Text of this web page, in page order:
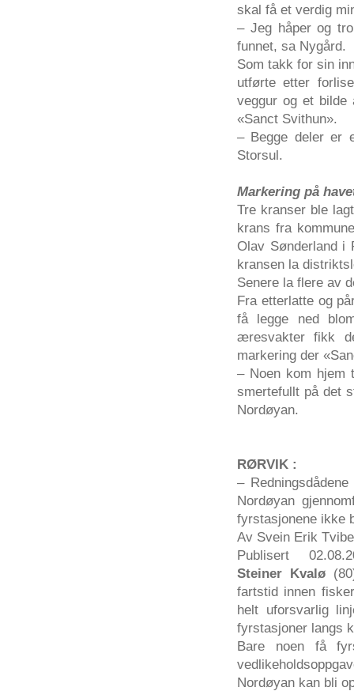
skal få et verdig
– Jeg håper og
funnet, sa Nygård.
Som takk for sin
utførte etter
veggur og et bilde
«Sanct Svithun».
– Begge deler er
Storsul.
Markering på
Tre kranser ble
krans fra
Olav Sønderland i
kransen la
Senere la flere av
Fra etterlatte og
få legge ned
æresvakter fikk
markering der
– Noen kom hjem
smertefullt på det
Nordøyan.
RØRVIK :
–
Nordøyan
fyrstasjonene ikke
Av Svein Erik
Publisert
Steiner Kvalø
fartstid innen
helt uforsvarlig
fyrstasjoner langs
Bare noen få
Nordøyan kan bli